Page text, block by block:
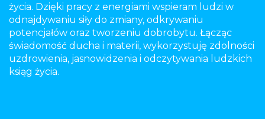
życia. Dzięki pracy z energiami wspieram ludzi w
odnajdywaniu siły do zmiany, odkrywaniu
potencjałów oraz tworzeniu dobrobytu. Łącząc
świadomość ducha i materii, wykorzystuję zdolności
uzdrowienia, jasnowidzenia i odczytywania ludzkich
ksiąg życia.